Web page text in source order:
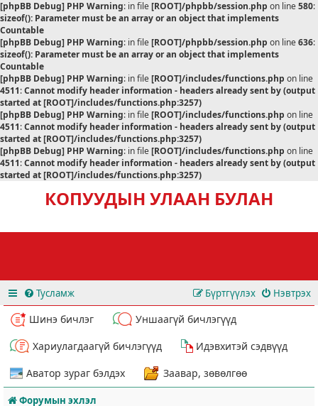
[phpBB Debug] PHP Warning: in file[ROOT]/phpbb/session.php on line580:
sizeof(): Parameter must be an array or an object that implements
Countable
[phpBB Debug] PHP Warning: in file[ROOT]/phpbb/session.php on line636:
sizeof(): Parameter must be an array or an object that implements
Countable
[phpBB Debug] PHP Warning: in file[ROOT]/includes/functions.php on line
4511:Cannot modify header information - headers already sent by (output
started at [ROOT]/includes/functions.php:3257)
[phpBB Debug] PHP Warning: in file[ROOT]/includes/functions.php on line
4511:Cannot modify header information - headers already sent by (output
started at [ROOT]/includes/functions.php:3257)
[phpBB Debug] PHP Warning: in file[ROOT]/includes/functions.php on line
4511:Cannot modify header information - headers already sent by (output
started at [ROOT]/includes/functions.php:3257)
КОПУУДЫН УЛААН БУЛАН
Тусламж Нэвтрэх
Бүртгүүлэх
Шинэ бичлэг
Уншаагүй бичлэгүүд
Хариулагдаагүй бичлэгүүд
Идэвхитэй сэдвүүд
Аватор зураг бэлдэх
Заавар, зөвөлгөө
Форумын эхлэл